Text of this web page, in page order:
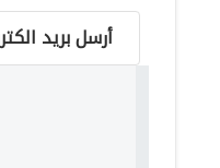
أرسل بريد